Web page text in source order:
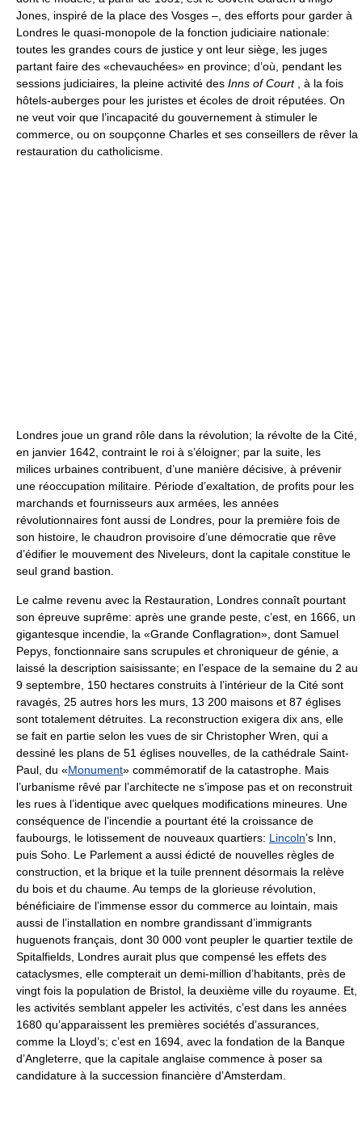
Jones, inspiré de la place des Vosges –, des efforts pour garder à
Londres le quasi-monopole de la fonction judiciaire nationale:
toutes les grandes cours de justice y ont leur siège, les juges
partant faire des «chevauchées» en province; d’où, pendant les
sessions judiciaires, la pleine activité des Inns of Court, à la fois
hôtels-auberges pour les juristes et écoles de droit réputées. On
ne veut voir que l’incapacité du gouvernement à stimuler le
commerce, ou on soupçonne Charles et ses conseillers de rêver la
restauration du catholicisme.
Londres joue un grand rôle dans la révolution; la révolte de la Cité,
en janvier 1642, contraint le roi à s’éloigner; par la suite, les
milices urbaines contribuent, d’une manière décisive, à prévenir
une réoccupation militaire. Période d’exaltation, de profits pour les
marchands et fournisseurs aux armées, les années
révolutionnaires font aussi de Londres, pour la première fois de
son histoire, le chaudron provisoire d’une démocratie que rêve
d’édifier le mouvement des Niveleurs, dont la capitale constitue le
seul grand bastion.
Le calme revenu avec la Restauration, Londres connaît pourtant
son épreuve suprême: après une grande peste, c’est, en 1666, un
gigantesque incendie, la «Grande Conflagration», dont Samuel
Pepys, fonctionnaire sans scrupules et chroniqueur de génie, a
laissé la description saisissante; en l’espace de la semaine du 2 au
9 septembre, 150 hectares construits à l’intérieur de la Cité sont
ravagés, 25 autres hors les murs, 13 200 maisons et 87 églises
sont totalement détruites. La reconstruction exigera dix ans, elle
se fait en partie selon les vues de sir Christopher Wren, qui a
dessiné les plans de 51 églises nouvelles, de la cathédrale Saint-
Paul, du «Monument» commémoratif de la catastrophe. Mais
l’urbanisme rêvé par l’architecte ne s’impose pas et on reconstruit
les rues à l’identique avec quelques modifications mineures. Une
conséquence de l’incendie a pourtant été la croissance de
faubourgs, le lotissement de nouveaux quartiers: Lincoln’s Inn,
puis Soho. Le Parlement a aussi édicté de nouvelles règles de
construction, et la brique et la tuile prennent désormais la relève
du bois et du chaume. Au temps de la glorieuse révolution,
bénéficiaire de l’immense essor du commerce au lointain, mais
aussi de l’installation en nombre grandissant d’immigrants
huguenots français, dont 30 000 vont peupler le quartier textile de
Spitalfields, Londres aurait plus que compensé les effets des
cataclysmes, elle compterait un demi-million d’habitants, près de
vingt fois la population de Bristol, la deuxième ville du royaume. Et,
les activités semblant appeler les activités, c’est dans les années
1680 qu’apparaissent les premières sociétés d’assurances,
comme la Lloyd’s; c’est en 1694, avec la fondation de la Banque
d’Angleterre, que la capitale anglaise commence à poser sa
candidature à la succession financière d’Amsterdam.